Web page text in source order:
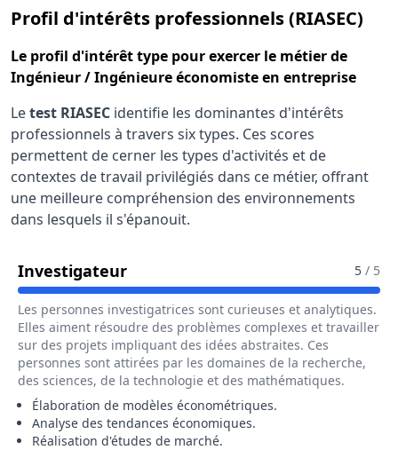
Profil d'intérêts professionnels (RIASEC)
Le profil d'intérêt type pour exercer le métier de
Ingénieur / Ingénieure économiste en entreprise
Letest RIASEC identifie les dominantes d'intérêts
professionnels à travers six types. Ces scores
permettent de cerner les types d'activités et de
contextes de travail privilégiés dans ce métier, offrant
une meilleure compréhension des environnements
dans lesquels il s'épanouit.
InvestigateurPour Le Métier De Ingénieur /
5 / 5
Les personnes investigatrices sont curieuses et analytiques.
Elles aiment résoudre des problèmes complexes et travailler
sur des projets impliquant des idées abstraites. Ces
personnes sont attirées par les domaines de la recherche,
des sciences, de la technologie et des mathématiques.
Élaboration de modèles économétriques.
Analyse des tendances économiques.
Réalisation d'études de marché.